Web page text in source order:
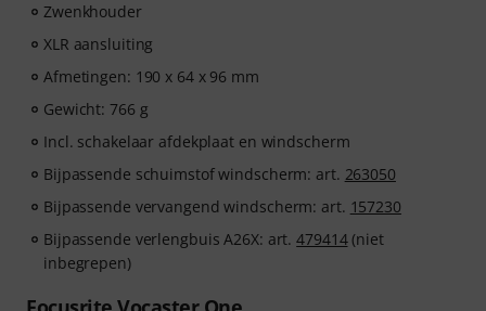
Zwenkhouder
XLR aansluiting
Afmetingen: 190 x 64 x 96 mm
Gewicht: 766 g
Incl. schakelaar afdekplaat en windscherm
Bijpassende schuimstof windscherm: art. 263050
Bijpassende vervangend windscherm: art. 157230
Bijpassende verlengbuis A26X: art.479414(niet
inbegrepen)